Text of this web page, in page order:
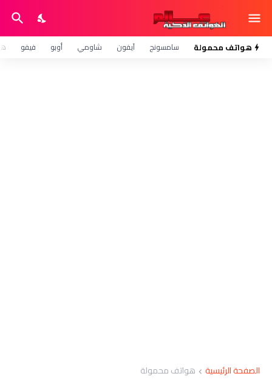
هواتف محمولة سامسونج آيفون شاومي أوبو فيفو
الصفحة الرئيسية هواتف محمولة